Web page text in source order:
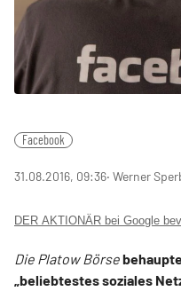
Facebook
31.08.2016, 09:36‧ Werner
DER AKTIONÄR bei Google
Die Platow Börse
„beliebtestes soziales